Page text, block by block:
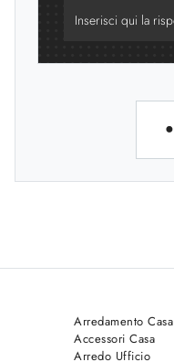
Arredamento Casa
Accessori Casa
Arredo Ufficio